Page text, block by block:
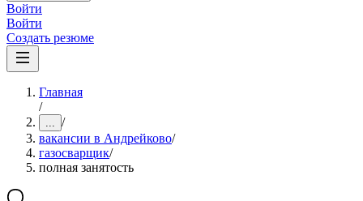
Войти
Войти
Создать резюме
Главная
/
... /
вакансии в Андрейково/
газосварщик/
полная занятость